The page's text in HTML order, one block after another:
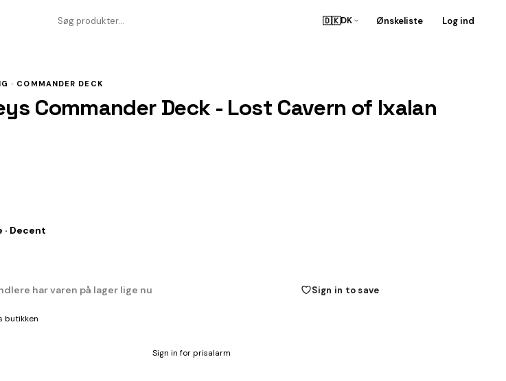
🇩🇰DK Ønskeliste Log ind
· COMMANDER DECK
Commander Deck - Lost Cavern of Ixalan
· Decent
har varen på lager lige nu Sign in to save
butikken
Sign in for prisalarm